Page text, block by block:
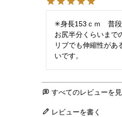
✳︎身長153ｃｍ　普
お尻半分くらいまで
リブでも伸縮性があ
いです。
すべてのレビューを
レビューを書く